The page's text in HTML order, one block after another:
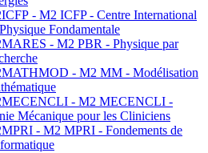
- M2 ICFP - Centre International
Fondamentale
- M2 PBR - Physique par
- M2 MM - Modélisation
- M2 MECENCLI -
Mécanique pour les Cliniciens
- M2 MPRI - Fondements de